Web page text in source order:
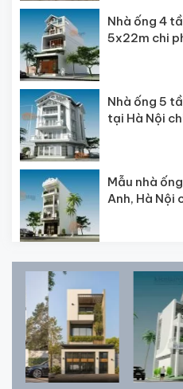
Nhà ống 4
5x22m chi
Nhà ống 5
tại Hà Nội
Mẫu nhà
Anh, Hà Nội